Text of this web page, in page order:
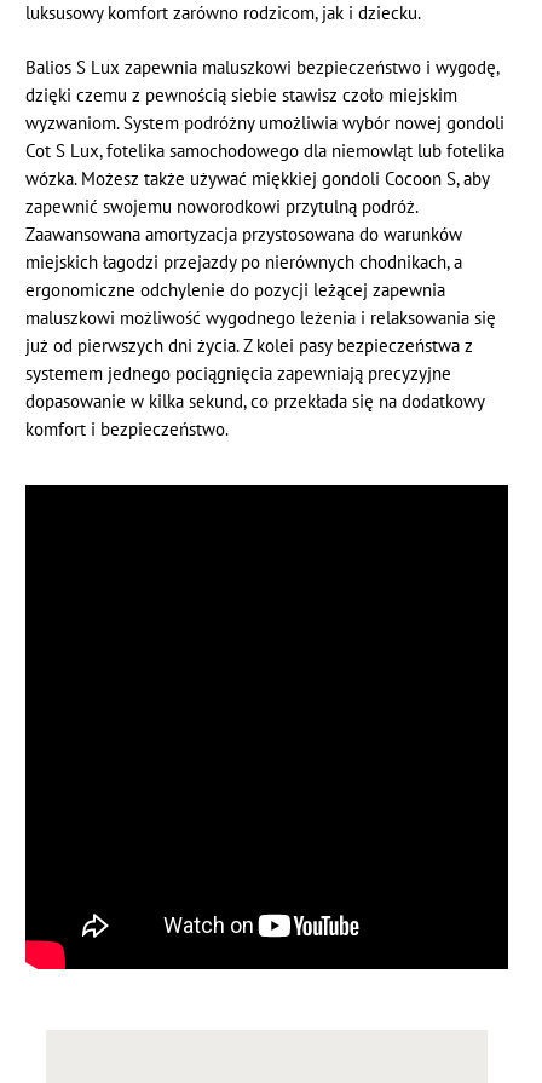
luksusowy komfort zarówno rodzicom, jak i dziecku.
Balios S Lux zapewnia maluszkowi bezpieczeństwo i wygodę,
dzięki czemu z pewnością siebie stawisz czoło miejskim
wyzwaniom. System podróżny umożliwia wybór nowej gondoli
Cot S Lux, fotelika samochodowego dla niemowląt lub fotelika
wózka. Możesz także używać miękkiej gondoli Cocoon S, aby
zapewnić swojemu noworodkowi przytulną podróż.
Zaawansowana amortyzacja przystosowana do warunków
miejskich łagodzi przejazdy po nierównych chodnikach, a
ergonomiczne odchylenie do pozycji leżącej zapewnia
maluszkowi możliwość wygodnego leżenia i relaksowania się
już od pierwszych dni życia. Z kolei pasy bezpieczeństwa z
systemem jednego pociągnięcia zapewniają precyzyjne
dopasowanie w kilka sekund, co przekłada się na dodatkowy
komfort i bezpieczeństwo.